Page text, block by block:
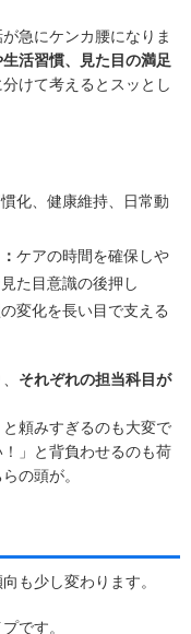
急にケンカ腰になりま
活習慣、見た目の満足
分けて考えるとスッとし
化、健康維持、日常動
ケアの時間を確保しや
た目意識の後押し
変化を長い目で支える
それぞれの担当科目が
頼みすぎるのも大変で
」と背負わせるのも荷
の頭が。
も少し変わります。
です。